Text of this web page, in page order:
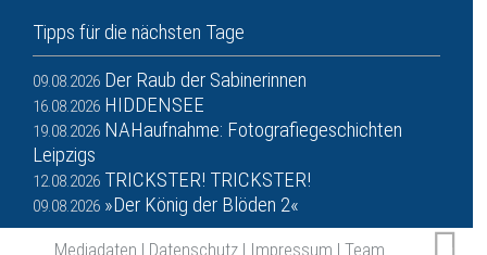
Tipps für die nächsten Tage
09.08.2026 Der Raub der Sabinerinnen
16.08.2026 HIDDENSEE
19.08.2026 NAHaufnahme: Fotografiegeschichten
Leipzigs
12.08.2026 TRICKSTER! TRICKSTER!
09.08.2026 »Der König der Blöden 2«
Mediadaten | Datenschutz | Impressum | Team